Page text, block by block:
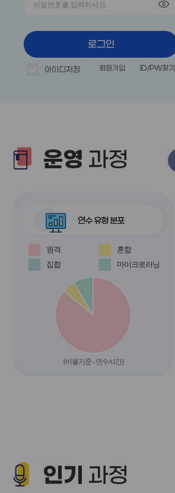
로그인
아이디저장 회원가입 ID/PW찾기
운영 과정
연수 유형 분포
원격
혼합
집합
마이크로러닝
(비율기준 - 연수시간)
인기 과정